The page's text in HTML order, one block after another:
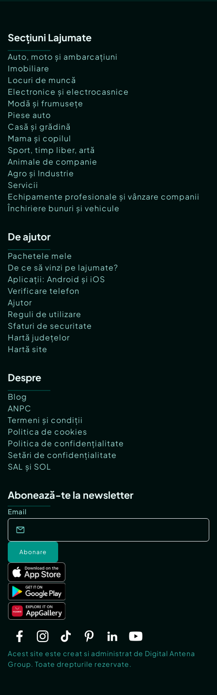
Secțiuni Lajumate
Auto, moto și ambarcațiuni
Imobiliare
Locuri de muncă
Electronice și electrocasnice
Modă și frumusețe
Piese auto
Casă și grădină
Mama și copilul
Sport, timp liber, artă
Animale de companie
Agro și Industrie
Servicii
Echipamente profesionale și vânzare companii
Închiriere bunuri și vehicule
De ajutor
Pachetele mele
De ce să vinzi pe lajumate?
Aplicații: Android și iOS
Verificare telefon
Ajutor
Reguli de utilizare
Sfaturi de securitate
Hartă județelor
Hartă site
Despre
Blog
ANPC
Termeni și condiții
Politica de cookies
Politica de confidențialitate
Setări de confidențialitate
SAL și SOL
Abonează-te la newsletter
Email
Abonare
Acest site este creat si administrat de Digital Antena
Group. Toate drepturile rezervate.